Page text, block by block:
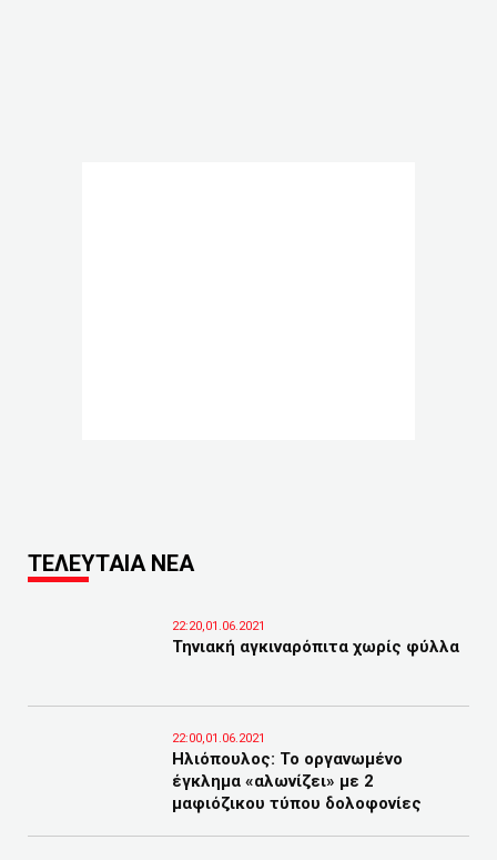
ΤΕΛΕΥΤΑΙΑ ΝΕΑ
22:20,01.06.2021
Τηνιακή αγκιναρόπιτα χωρίς φύλλα
22:00,01.06.2021
Ηλιόπουλος: Το οργανωμένο
έγκλημα «αλωνίζει» με 2
μαφιόζικου τύπου δολοφονίες